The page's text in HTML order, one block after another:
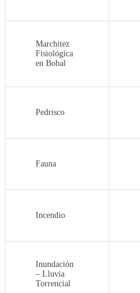
Marchitez
Fisiológica
en Bobal
Pedrisco
Fauna
Incendio
Inundación
– Lluvia
Torrencial